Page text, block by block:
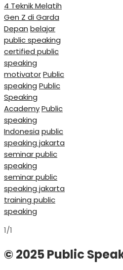
4 Teknik Melatih
Gen Z di Garda
Depan belajar
public speaking
certified public
speaking
motivatorPublic
speaking Public
Speaking
AcademyPublic
speaking
Indonesia public
speaking jakarta
seminar public
speaking
seminar public
speaking jakarta
training public
speaking
1/1
© 2025 Public